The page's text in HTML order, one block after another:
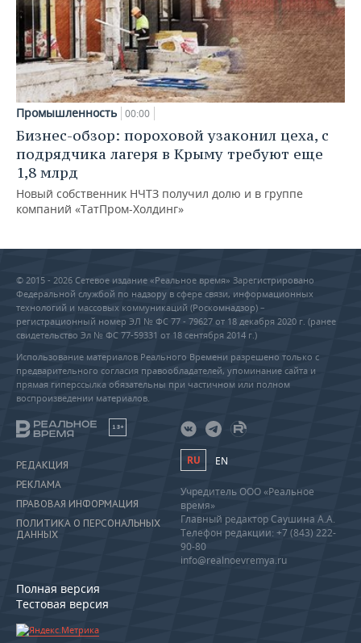
Промышленность 00:00
Бизнес-обзор: пороховой узаконил цеха, с
подрядчика лагеря в Крыму требуют еще
1,8 млрд
Новый собственник НЧТЗ получил долю и в группе
компаний «ТатПром-Холдинг»
© 2015 - 2026 Сетевое издание «Реальное время» Зарегистрировано
Федеральной службой по надзору в сфере связи, информационных
технологий и массовых коммуникаций (Роскомнадзор) –
регистрационный номер ЭЛ № ФС 77 - 79627 от 18 декабря 2020 г. (ранее
свидетельство Эл № ФС 77-59331 от 18 сентября 2014 г.)
Использование материалов Реального Времени разрешено только с
предварительного согласия правообладателей, упоминание сайта и
прямая гиперссылка обязательны при частичном или полном
воспроизведении материалов.
18+
РЕДАКЦИЯ
РЕКЛАМА
ПРАВОВАЯ ИНФОРМАЦИЯ
ПОЛИТИКА О ПЕРСОНАЛЬНЫХ
ДАННЫХ
Полная версия
Тестовая версия
RU EN
Учредитель ООО «Реальное
время»
Главный редактор Саушина А.А.
Телефон редакции: +7 (843) 222-
90-80
info@realnoevremya.ru